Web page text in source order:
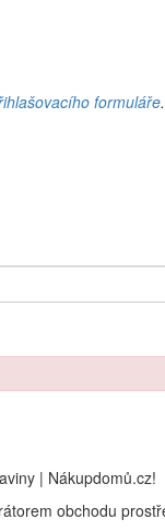
formuláře.
| Nákupdomů.cz!
obchodu